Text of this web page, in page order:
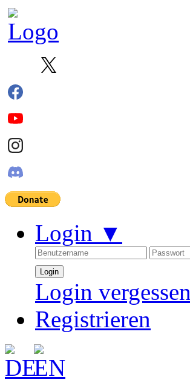
Login ▼
Login vergessen
Registrieren